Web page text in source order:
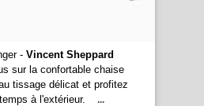
- Vincent Sheppard
sur la confortable chaise
tissage délicat et profitez
à l'extérieur.
...